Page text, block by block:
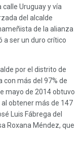
Uruguay y vía
del alcalde
de la alianza
a ser un duro crítico
por el distrito de
más del 97% de
mayo de 2014 obtuvo
obtener más de 147
Luis Fábrega del
Roxana Méndez, que